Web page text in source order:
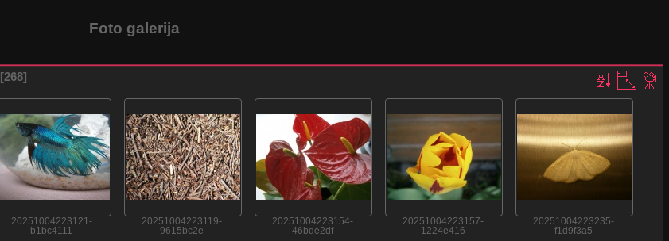
Foto galerija
[268]
20251004223121-
b1bc4111
20251004223119-
9615bc2e
20251004223154-
46bde2df
20251004223157-
1224e416
20251004223235-
f1d9f3a5